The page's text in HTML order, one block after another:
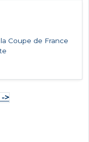
Coupe de France
>